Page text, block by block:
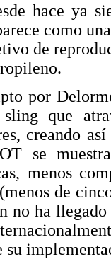
hace ya
como
de
por
que
creando
se
menos
de
no ha
su